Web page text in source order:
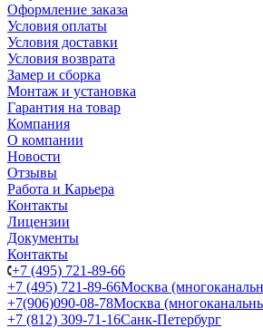
Оформление заказа
Условия оплаты
Условия доставки
Условия возврата
Замер и сборка
Монтаж и установка
Гарантия на товар
Компания
О компании
Новости
Отзывы
Работа и Карьера
Контакты
Лицензии
Документы
Контакты
+7 (495) 721-89-66
+7 (495) 721-89-66Москва
+7(906)090-08-78Москва
+7 (812) 309-71-16Санк-Петербург